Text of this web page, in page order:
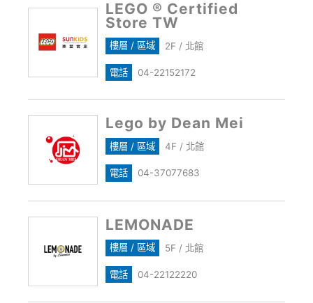
LEGO ® Certified
Store TW
樓層 / 區域 2F / 北館
電話 04-22152172
Lego by Dean Mei
樓層 / 區域 4F / 北館
電話 04-37077683
LEMONADE
樓層 / 區域 5F / 北館
電話 04-22122220